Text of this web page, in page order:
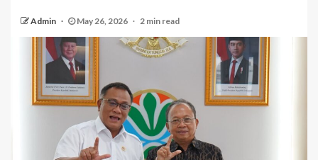
Admin May 26, 2026 2 min read